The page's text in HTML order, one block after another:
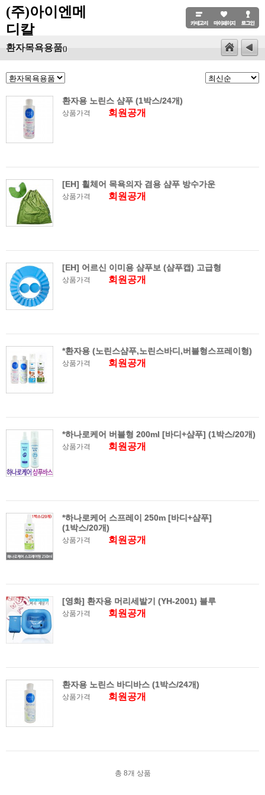
(주)아이엔메
디칼
환자목욕용품()
환자용 노린스 샴푸 (1박스/24개)
상품가격 회원공개
[EH] 휠체어 목욕의자 겸용 샴푸 방수가운
상품가격 회원공개
[EH] 어르신 이미용 샴푸보 (샴푸캡) 고급형
상품가격 회원공개
*환자용 (노린스샴푸,노린스바디,버블형스프레이형)
상품가격 회원공개
*하나로케어 버블형 200ml [바디+샴푸] (1박스/20개)
상품가격 회원공개
*하나로케어 스프레이 250m [바디+샴푸]
(1박스/20개)
상품가격 회원공개
[영화] 환자용 머리세발기 (YH-2001) 블루
상품가격 회원공개
환자용 노린스 바디바스 (1박스/24개)
상품가격 회원공개
총 8개 상품